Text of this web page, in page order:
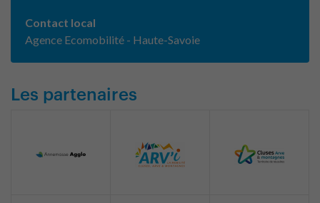
Contact local
Agence Ecomobilité - Haute-Savoie
Les partenaires